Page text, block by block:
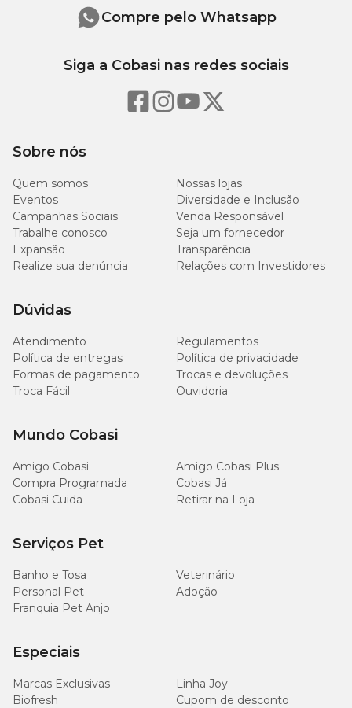
Sobre nós
Quem somos
Nossas lojas
Eventos
Diversidade e Inclusão
Campanhas Sociais
Venda Responsável
Trabalhe conosco
Seja um fornecedor
Expansão
Transparência
Realize sua denúncia
Relações com Investidores
Dúvidas
Atendimento
Regulamentos
Política de entregas
Política de privacidade
Formas de pagamento
Trocas e devoluções
Troca Fácil
Ouvidoria
Mundo Cobasi
Amigo Cobasi
Amigo Cobasi Plus
Compra Programada
Cobasi Já
Cobasi Cuida
Retirar na Loja
Serviços Pet
Banho e Tosa
Veterinário
Personal Pet
Adoção
Franquia Pet Anjo
Especiais
Marcas Exclusivas
Linha Joy
Biofresh
Cupom de desconto
Compre pelo Whatsapp
Siga a Cobasi nas redes sociais